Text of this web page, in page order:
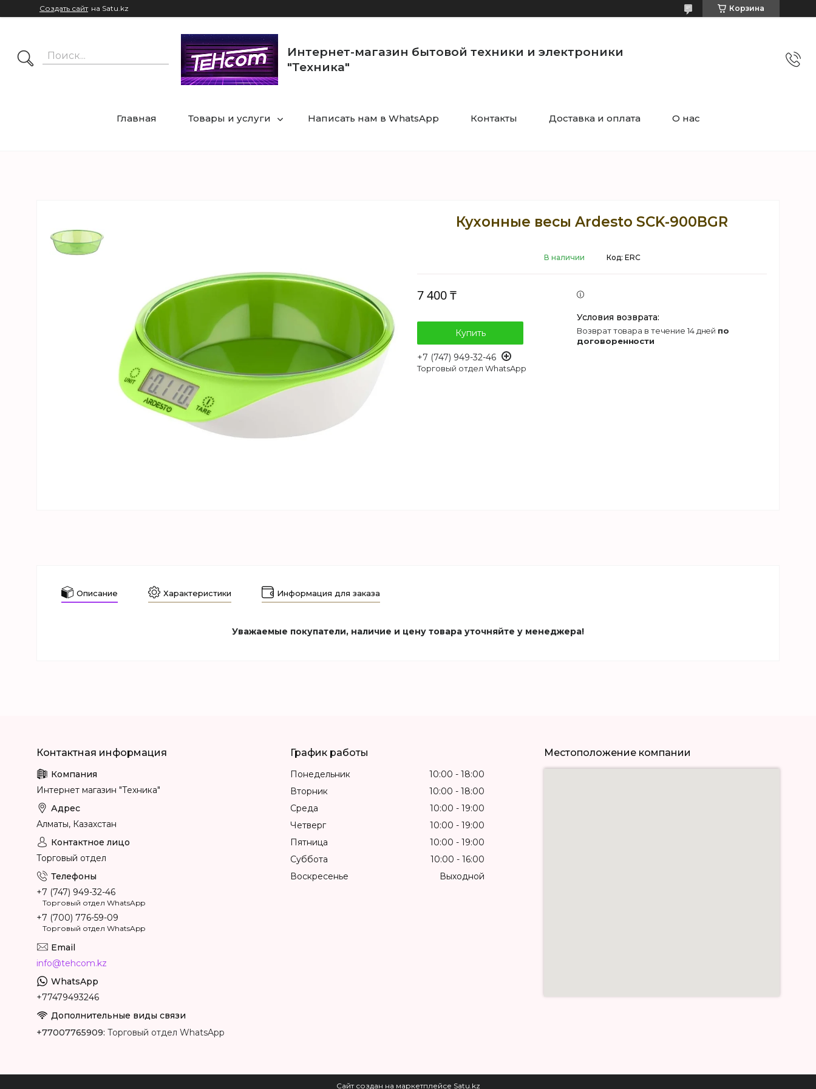
Создать сайт на Satu.kz Корзина
Интернет-магазин бытовой техники и электроники
"Техника"
Главная Товары и услуги Написать нам в WhatsApp Контакты Доставка и оплата О нас
Кухонные весы Ardesto SCK-900BGR
В наличии Код: ERC
7 400 ₸
Купить
+7 (747) 949-32-46
Торговый отдел WhatsApp
возврат товара в течение 14 дней по
договоренности
Описание Характеристики Информация для заказа
Уважаемые покупатели, наличие и цену товара уточняйте у менеджера!
Интернет магазин "Техника"
Алматы, Казахстан
Торговый отдел
+7 (747) 949-32-46
Торговый отдел WhatsApp
+7 (700) 776-59-09
Торговый отдел WhatsApp
info@tehcom.kz
+77479493246
+77007765909 Торговый отдел WhatsApp
График работы
Понедельник 10:00
18:00
Вторник
10:00
18:00
Среда
10:00
19:00
Четверг
10:00
19:00
Пятница
10:00
19:00
Суббота
10:00
16:00
Воскресенье
Выходной
Местоположение компании
Сайт создан на маркетплейсе Satu.kz